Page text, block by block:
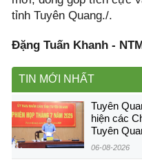
tỉnh Tuyên Quang./.
Đặng Tuấn Khanh -
TIN MỚI NHẤT
Tuyên
hiện các
Tuyên
06-08-2026